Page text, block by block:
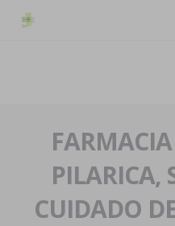
La farmacia
Nuestra historia
Nuestro equipo
Eventos
Servicios y reservas
PILARICA,
CUIDADO